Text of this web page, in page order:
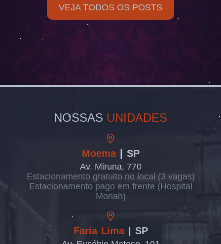
VEJA TODOS OS POSTS
NOSSAS UNIDADES
Moema | SP
Av. Miruna, 770
Estacionamento gratuito no local (3 vagas)
Estacionamento pago em frente (Hospital
Moriah)
Faria Lima | SP